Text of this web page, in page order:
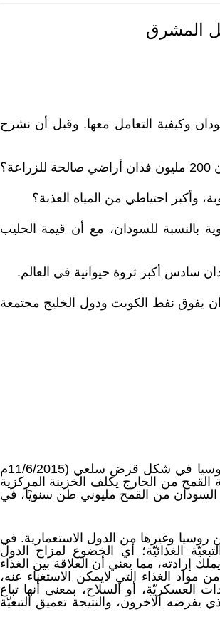
المشرق
وكيفية التعامل معها. وقبل أن نشرح
من دول لا تساوي 1/100 من مساحاتها الرعوية بالنسبة للسودان، مع أن قيمة الحليب
يفوق نفط الكويت ودول الخليج مجتمعة
قال مسؤول سوداني، إن بلاده تستورد استهلاكها من القمح البالغ نحو مليوني طن، من روسيا في شكل قرض سلعي (11/6/2015م
من الخارج يكلف الخزينة المركزية
ويتجاوز استهلاك السودان من القمح مليوني طن سنويًا، في
وغيرها من الدول الاستعمارية. في
الغذائيّة؛ أي الخضوع لمزاج الدول
إرادته، مما يعني أن العلاقة بين الغذاء
الغذاء التي لايمكن الاستغناء عنه،
أو السلاح، بمعنى أنها تباع
الآخرون، والنتيجة تعميق التبعيّة